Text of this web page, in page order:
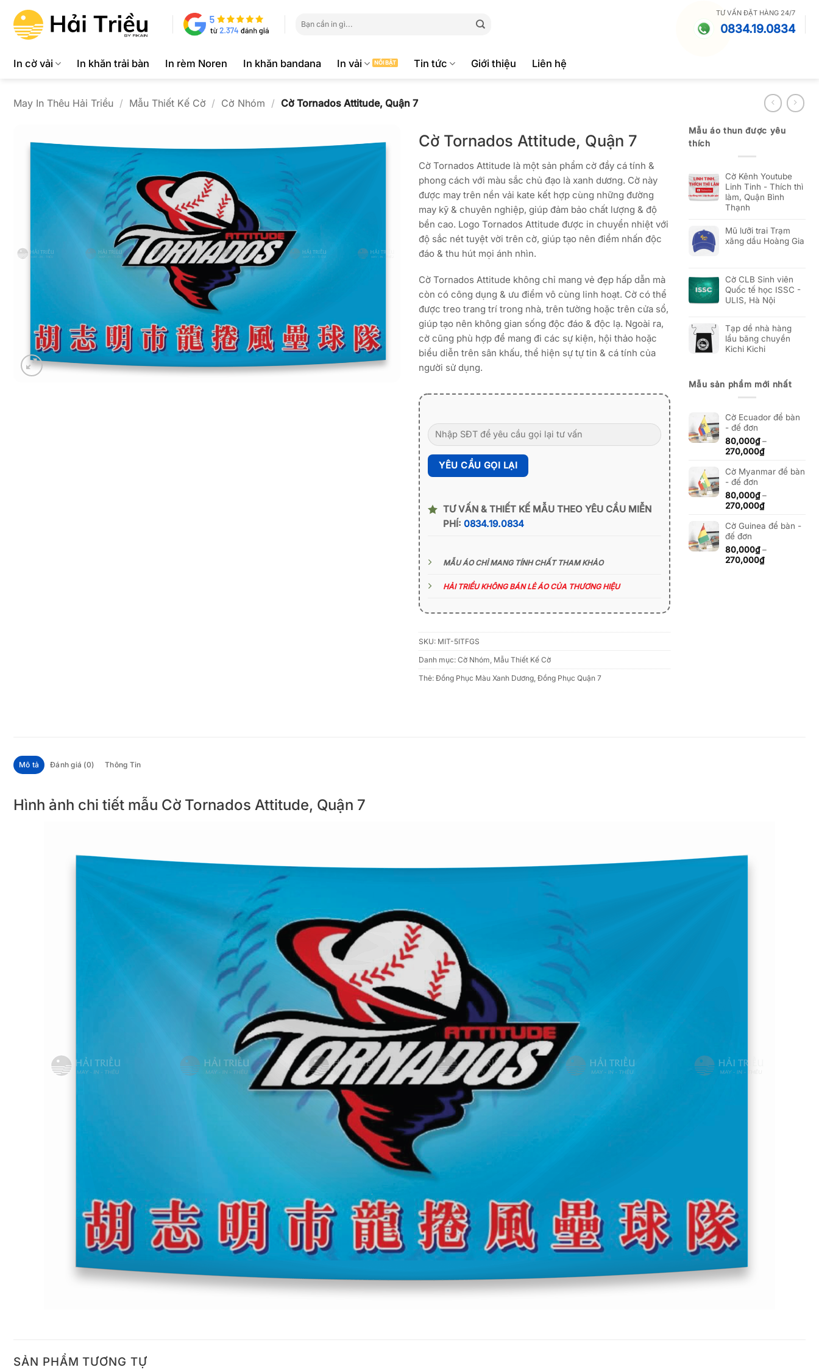
qua
kiếm:
TƯ VẤN ĐẶT HÀNG 24/7
0834.19.0834
In cờ vải In khăn trải bàn In rèm Noren In khăn bandana In vải Tin tức Giới thiệu Liên hệ
May In Thêu Hải Triều / Mẫu Thiết Kế Cờ / Cờ Nhóm / Cờ Tornados Attitude, Quận 7
Cờ Tornados Attitude, Quận 7
Cờ Tornados Attitude là một sản phẩm cờ đầy cá tính &
phong cách với màu sắc chủ đạo là xanh dương. Cờ này
được may trên nền vải kate kết hợp cùng những đường
may kỹ & chuyên nghiệp, giúp đảm bảo chất lượng & độ
bền cao. Logo Tornados Attitude được in chuyển nhiệt với
độ sắc nét tuyệt vời trên cờ, giúp tạo nên điểm nhấn độc
đáo & thu hút mọi ánh nhìn.
Cờ Tornados Attitude không chỉ mang vẻ đẹp hấp dẫn mà
còn có công dụng & ưu điểm vô cùng linh hoạt. Cờ có thể
được treo trang trí trong nhà, trên tường hoặc trên cửa sổ,
giúp tạo nên không gian sống độc đáo & độc lạ. Ngoài ra,
cờ cũng phù hợp để mang đi các sự kiện, hội thảo hoặc
biểu diễn trên sân khấu, thể hiện sự tự tin & cá tính của
người sử dụng.
TƯ VẤN & THIẾT KẾ MẪU THEO YÊU CẦU MIỄN
PHÍ: 0834.19.0834
MẪU ÁO CHỈ MANG TÍNH CHẤT THAM KHẢO
HẢI TRIỀU KHÔNG BÁN LẺ ÁO CỦA THƯƠNG HIỆU
SKU: MIT-5ITFGS
Danh mục: Cờ Nhóm Mẫu Thiết Kế Cờ
Thẻ: Đồng Phục Màu Xanh Dương Đồng Phục Quận 7
Mẫu áo thun được yêu
thích
Cờ Kênh Youtube
Linh Tinh - Thích thì
làm, Quận Bình
Thạnh
Mũ lưỡi trai Trạm
xăng dầu Hoàng Gia
Cờ CLB Sinh viên
Quốc tế học ISSC -
ULIS, Hà Nội
Tạp dề nhà hàng
lẩu băng chuyền
Kichi Kichi
Mẫu sản phẩm mới nhất
Cờ Ecuador để bàn
- đế đơn
80,000₫ –
270,000₫Khoảng
từ
270,000₫
Cờ Myanmar để bàn
- đế đơn
80,000₫ –
270,000₫Khoảng
từ
270,000₫
Cờ Guinea để bàn -
đế đơn
80,000₫ –
270,000₫Khoảng
Mô tả Đánh giá (0) Thông Tin
Hình ảnh chi tiết mẫu Cờ Tornados Attitude, Quận 7
SẢN PHẨM TƯƠNG TỰ